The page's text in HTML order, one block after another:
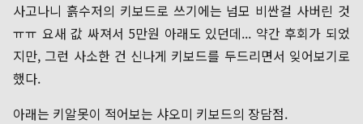
사고나니 흙수저의 키보드로 쓰기에는 넘모 비싼걸 사버린 것
ㅠㅠ 요새 값 싸져서 5만원 아래도 있던데... 약간 후회가 되었
지만, 그런 사소한 건 신나게 키보드를 두드리면서 잊어보기로
했다.
아래는 키알못이 적어보는 샤오미 키보드의 장담점.